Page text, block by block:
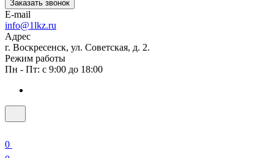
Заказать звонок
E-mail
info@1lkz.ru
Адрес
г. Воскресенск, ул. Советская, д. 2.
Режим работы
Пн - Пт: с 9:00 до 18:00
0